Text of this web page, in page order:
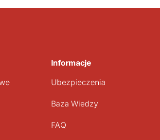
Informacje
Ubezpieczenia
Baza Wiedzy
FAQ